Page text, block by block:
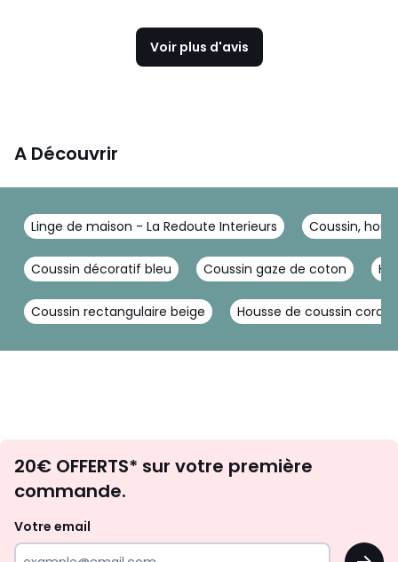
Voir plus d'avis
A Découvrir
Linge de maison - La Redoute Interieurs Coussin,
Coussin décoratif bleu Coussin gaze de coton
Coussin rectangulaire beige Housse de coussin corail
d'inspirations
surprises?
20€ OFFERTS* sur votre première
commande.
Votre email
OK